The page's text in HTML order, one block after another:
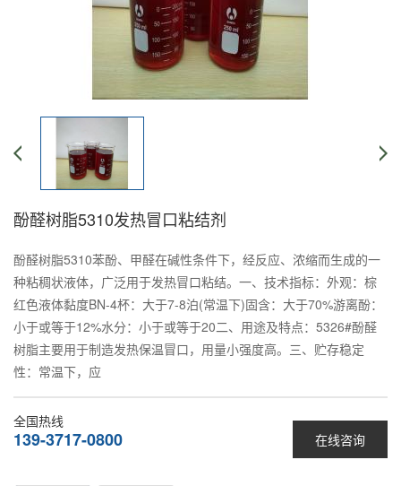
酚醛树脂5310发热冒口粘结剂
酚醛树脂5310苯酚、甲醛在碱性条件下，经反应、浓缩而生成的一
种粘稠状液体，广泛用于发热冒口粘结。一、技术指标：外观：棕
红色液体黏度BN-4杯：大于7-8泊(常温下)固含：大于70%游离酚：
小于或等于12%水分：小于或等于20二、用途及特点：5326#酚醛
树脂主要用于制造发热保温冒口，用量小强度高。三、贮存稳定
性：常温下，应
在线咨询
全国热线
139-3717-0800